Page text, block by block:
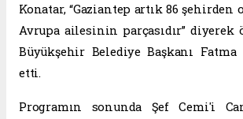
Konatar, “Gaziantep artık 86 şehirden
Avrupa ailesinin parçasıdır” diyerek
Büyükşehir Belediye Başkanı Fatma
etti.
Programın sonunda Şef Cemi'i